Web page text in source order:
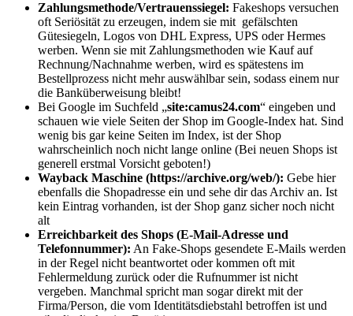
Zahlungsmethode/Vertrauenssiegel: Fakeshops versuchen
oft Seriösität zu erzeugen, indem sie mit gefälschten
Gütesiegeln, Logos von DHL Express, UPS oder Hermes
werben. Wenn sie mit Zahlungsmethoden wie Kauf auf
Rechnung/Nachnahme werben, wird es spätestens im
Bestellprozess nicht mehr auswählbar sein, sodass einem nur
die Banküberweisung bleibt!
Bei Google im Suchfeld „site:camus24.com“ eingeben und
schauen wie viele Seiten der Shop im Google-Index hat. Sind
wenig bis gar keine Seiten im Index, ist der Shop
wahrscheinlich noch nicht lange online (Bei neuen Shops ist
generell erstmal Vorsicht geboten!)
Wayback Maschine (https://archive.org/web/): Gebe hier
ebenfalls die Shopadresse ein und sehe dir das Archiv an. Ist
kein Eintrag vorhanden, ist der Shop ganz sicher noch nicht
alt
Erreichbarkeit des Shops (E-Mail-Adresse und
Telefonnummer): An Fake-Shops gesendete E-Mails werden
in der Regel nicht beantwortet oder kommen oft mit
Fehlermeldung zurück oder die Rufnummer ist nicht
vergeben. Manchmal spricht man sogar direkt mit der
Firma/Person, die vom Identitätsdiebstahl betroffen ist und